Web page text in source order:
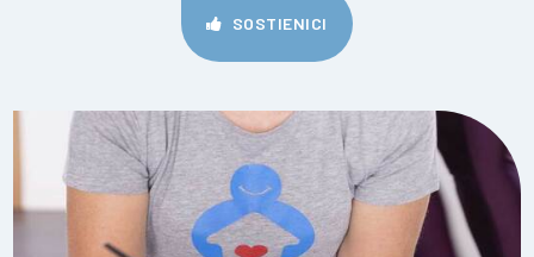
SOSTIENICI